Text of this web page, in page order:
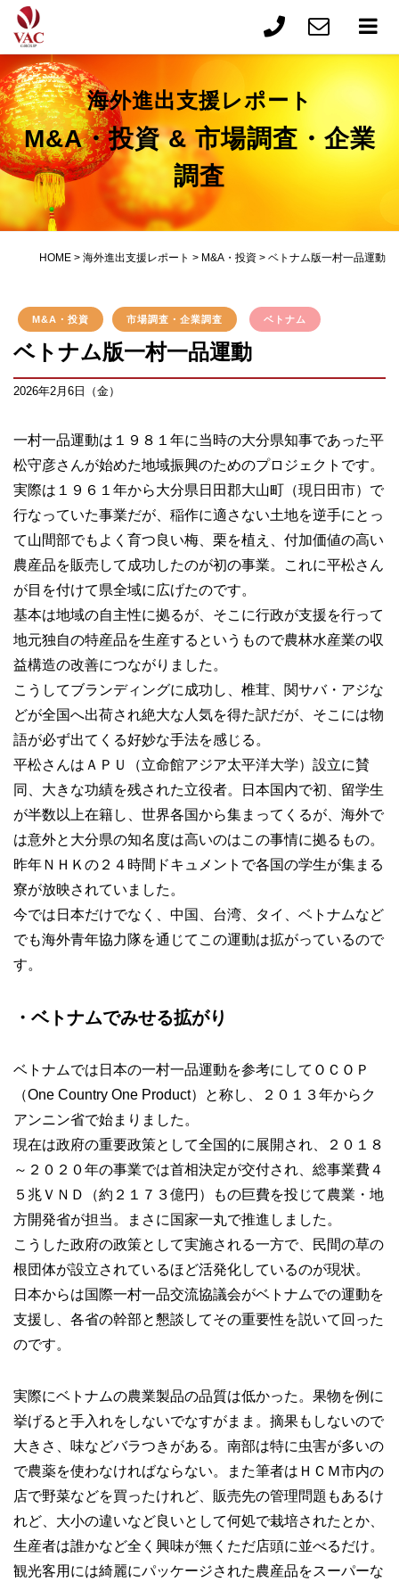
海外進出支援レポート
M&A・投資 & 市場調査・企業
調査
HOME > 海外進出支援レポート > M&A・投資 > ベトナム版一村一品運動
M&A・投資 市場調査・企業調査 ベトナム
ベトナム版一村一品運動
2026年2月6日（金）
一村一品運動は１９８１年に当時の大分県知事であった平
松守彦さんが始めた地域振興のためのプロジェクトです。
実際は１９６１年から大分県日田郡大山町（現日田市）で
行なっていた事業だが、稲作に適さない土地を逆手にとっ
て山間部でもよく育つ良い梅、栗を植え、付加価値の高い
農産品を販売して成功したのが初の事業。これに平松さん
が目を付けて県全域に広げたのです。
基本は地域の自主性に拠るが、そこに行政が支援を行って
地元独自の特産品を生産するというもので農林水産業の収
益構造の改善につながりました。
こうしてブランディングに成功し、椎茸、関サバ・アジな
どが全国へ出荷され絶大な人気を得た訳だが、そこには物
語が必ず出てくる好妙な手法を感じる。
平松さんはＡＰＵ（立命館アジア太平洋大学）設立に賛
同、大きな功績を残された立役者。日本国内で初、留学生
が半数以上在籍し、世界各国から集まってくるが、海外で
は意外と大分県の知名度は高いのはこの事情に拠るもの。
昨年ＮＨＫの２４時間ドキュメントで各国の学生が集まる
寮が放映されていました。
今では日本だけでなく、中国、台湾、タイ、ベトナムなど
でも海外青年協力隊を通じてこの運動は拡がっているので
す。
・ベトナムでみせる拡がり
ベトナムでは日本の一村一品運動を参考にしてＯＣＯＰ
（One Country One Product）と称し、２０１３年からク
アンニン省で始まりました。
現在は政府の重要政策として全国的に展開され、２０１８
～２０２０年の事業では首相決定が交付され、総事業費４
５兆ＶＮＤ（約２１７３億円）もの巨費を投じて農業・地
方開発省が担当。まさに国家一丸で推進しました。
こうした政府の政策として実施される一方で、民間の草の
根団体が設立されているほど活発化しているのが現状。
日本からは国際一村一品交流協議会がベトナムでの運動を
支援し、各省の幹部と懇談してその重要性を説いて回った
のです。
実際にベトナムの農業製品の品質は低かった。果物を例に
挙げると手入れをしないでなすがまま。摘果もしないので
大きさ、味などバラつきがある。南部は特に虫害が多いの
で農薬を使わなければならない。また筆者はＨＣＭ市内の
店で野菜などを買ったけれど、販売先の管理問題もあるけ
れど、大小の違いなど良いとして何処で栽培されたとか、
生産者は誰かなど全く興味が無くただ店頭に並べるだけ。
観光客用には綺麗にパッケージされた農産品をスーパーな